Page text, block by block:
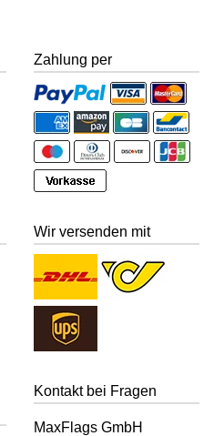
Zahlung per
Wir versenden mit
Kontakt bei Fragen
MaxFlags GmbH